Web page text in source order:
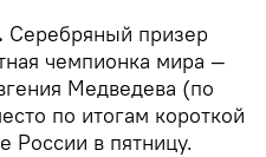
Серебряный призер
чемпионка мира —
Медведева (по
по итогам короткой
России в пятницу.